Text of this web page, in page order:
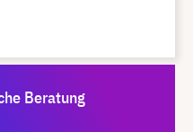
Beratung